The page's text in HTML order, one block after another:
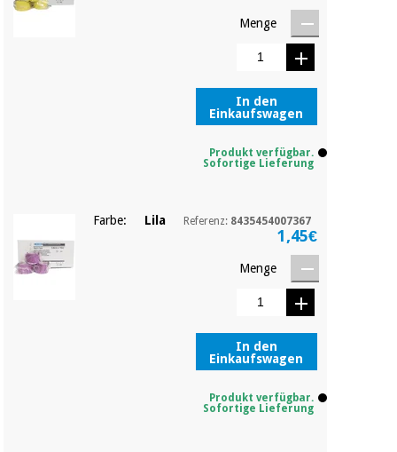
Menge
In den
Einkaufswagen
Produkt verfügbar.
Sofortige Lieferung
Farbe: Lila Referenz: 8435454007367
1,45€
Menge
In den
Einkaufswagen
Produkt verfügbar.
Sofortige Lieferung